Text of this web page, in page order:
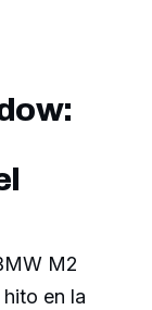
M2
en la